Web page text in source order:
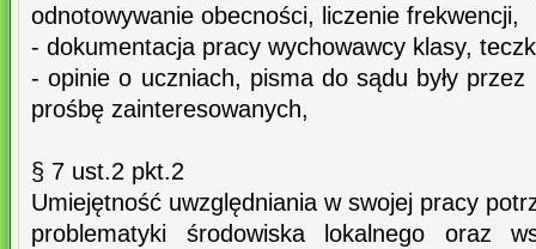
odnotowywanie obecności, liczenie frekwencji,
- dokumentacja pracy wychowawcy klasy,
- opinie o uczniach, pisma do sądu były
prośbę zainteresowanych,
§ 7 ust.2 pkt.2
Umiejętność uwzględniania w swojej pracy
problematyki środowiska lokalnego oraz